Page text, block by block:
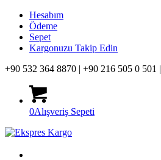
Hesabım
Ödeme
Sepet
Kargonuzu Takip Edin
+90 532 364 8870 | +90 216 505 0 501 |
0Alışveriş Sepeti